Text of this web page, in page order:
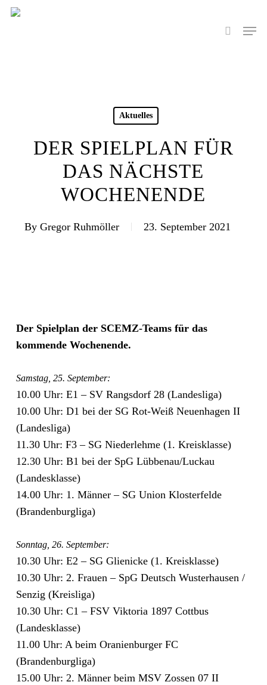
Skip
search
Menu
Aktuelles
DER SPIELPLAN FÜR
DAS NÄCHSTE
WOCHENENDE
By Gregor Ruhmöller 23. September 2021
Der Spielplan der SCEMZ-Teams für das
kommende Wochenende.
Samstag, 25. September:
10.00 Uhr: E1 – SV Rangsdorf 28 (Landesliga)
10.00 Uhr: D1 bei der SG Rot-Weiß Neuenhagen II
(Landesliga)
11.30 Uhr: F3 – SG Niederlehme (1. Kreisklasse)
12.30 Uhr: B1 bei der SpG Lübbenau/Luckau
(Landesklasse)
14.00 Uhr: 1. Männer – SG Union Klosterfelde
(Brandenburgliga)
Sonntag, 26. September:
10.30 Uhr: E2 – SG Glienicke (1. Kreisklasse)
10.30 Uhr: 2. Frauen – SpG Deutsch Wusterhausen /​
Senzig (Kreisliga)
10.30 Uhr: C1 – FSV Viktoria 1897 Cottbus
(Landesklasse)
11.00 Uhr: A beim Oranienburger FC
(Brandenburgliga)
15.00 Uhr: 2. Männer beim MSV Zossen 07 II